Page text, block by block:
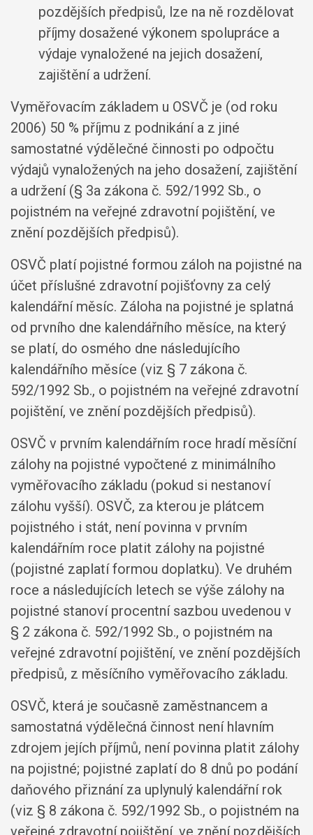
pozdějších předpisů, lze na ně rozdělovat
příjmy dosažené výkonem spolupráce a
výdaje vynaložené na jejich dosažení,
zajištění a udržení.
Vyměřovacím základem u OSVČ je (od roku
2006) 50 % příjmu z podnikání a z jiné
samostatné výdělečné činnosti po odpočtu
výdajů vynaložených na jeho dosažení, zajištění
a udržení (§ 3a zákona č. 592/1992 Sb., o
pojistném na veřejné zdravotní pojištění, ve
znění pozdějších předpisů).
OSVČ platí pojistné formou záloh na pojistné na
účet příslušné zdravotní pojišťovny za celý
kalendářní měsíc. Záloha na pojistné je splatná
od prvního dne kalendářního měsíce, na který
se platí, do osmého dne následujícího
kalendářního měsíce (viz § 7 zákona č.
592/1992 Sb., o pojistném na veřejné zdravotní
pojištění, ve znění pozdějších předpisů).
OSVČ v prvním kalendářním roce hradí měsíční
zálohy na pojistné vypočtené z minimálního
vyměřovacího základu (pokud si nestanoví
zálohu vyšší). OSVČ, za kterou je plátcem
pojistného i stát, není povinna v prvním
kalendářním roce platit zálohy na pojistné
(pojistné zaplatí formou doplatku). Ve druhém
roce a následujících letech se výše zálohy na
pojistné stanoví procentní sazbou uvedenou v
§ 2 zákona č. 592/1992 Sb., o pojistném na
veřejné zdravotní pojištění, ve znění pozdějších
předpisů, z měsíčního vyměřovacího základu.
OSVČ, která je současně zaměstnancem a
samostatná výdělečná činnost není hlavním
zdrojem jejích příjmů, není povinna platit zálohy
na pojistné; pojistné zaplatí do 8 dnů po podání
daňového přiznání za uplynulý kalendářní rok
(viz § 8 zákona č. 592/1992 Sb., o pojistném na
veřejné zdravotní pojištění, ve znění pozdějších